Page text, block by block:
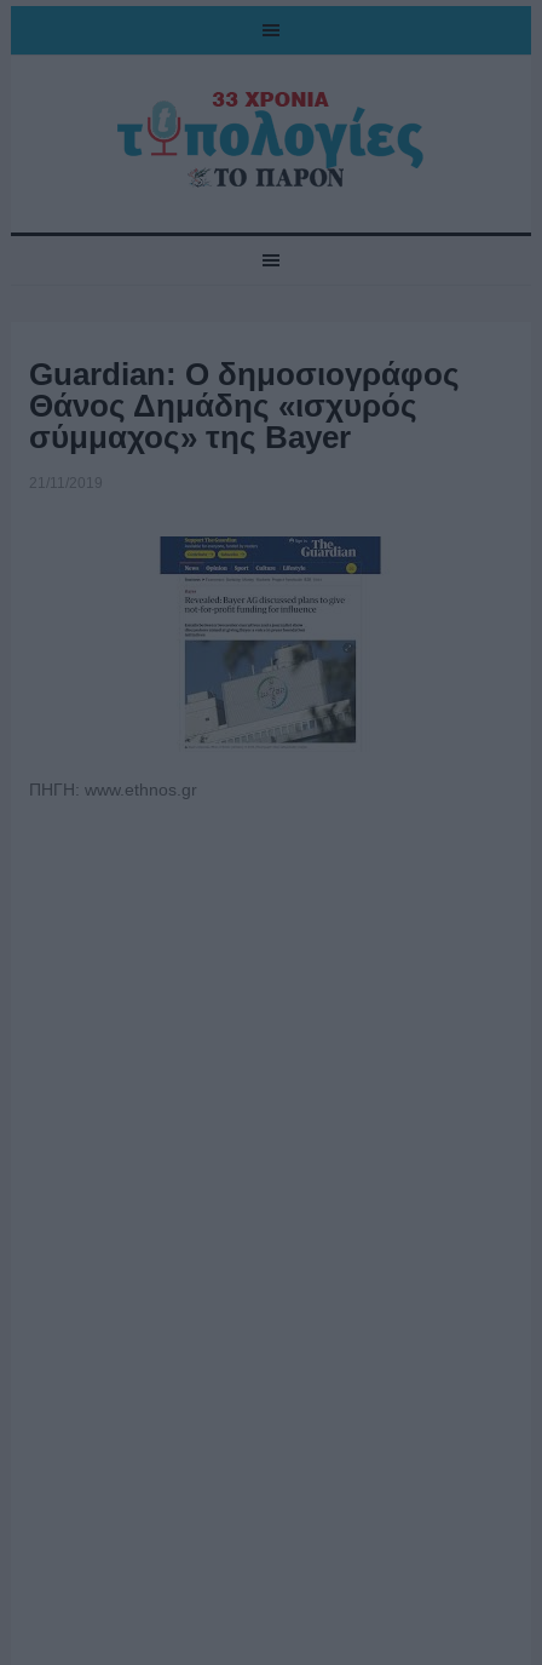
Guardian: Ο δημοσιογράφος
Θάνος Δημάδης «ισχυρός
σύμμαχος» της Bayer
21/11/2019
ΠΗΓΗ: www.ethnos.gr